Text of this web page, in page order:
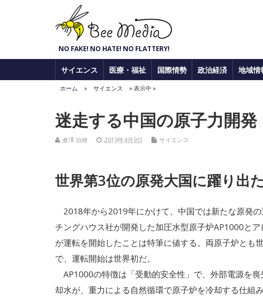
Bee Media
NO FAKE! NO HATE! NO FLATTERY!
サイエンス 医療・福祉 国際情勢 政治経済 地域情
ホーム » サイエンス » 表示中 »
迷走する中国の原子力開発
倉澤 治雄 2019年4月9日 サイエンス
世界第3位の原発大国に躍り出
2018年から2019年にかけて、中国では新たな原発
チングハウス社が開発した加圧水型原子炉AP1000と
が運転を開始したことは特筆に値する。両原子炉とも
で、運転開始は世界初だ。
AP1000の特徴は「受動的安全性」で、外部電源を
却水が、重力による自然循環で原子炉を冷却する仕組